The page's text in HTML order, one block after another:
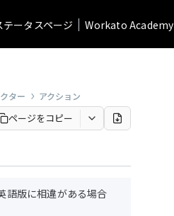
テータスページ Workato Academy
ター アクション
語版に相違がある場合
ページをコピー